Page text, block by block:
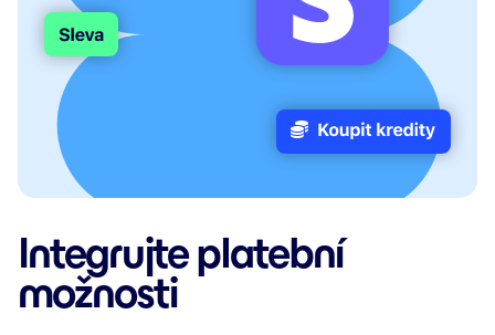
Integrujte platební
možnosti